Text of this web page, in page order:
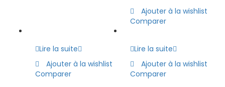
Ajouter à la wishlist
Comparer
Lire la suite
Ajouter à la wishlist
Comparer
Lire la suite
Ajouter à la wishlist
Comparer